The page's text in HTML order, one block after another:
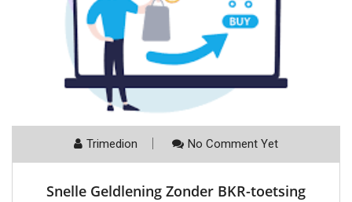
Trimedion No Comment Yet
Snelle Geldlening Zonder BKR-toetsing